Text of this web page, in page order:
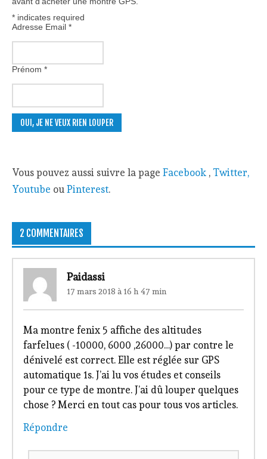
* indicates required
Adresse Email*
Prénom*
Vous pouvez aussi suivre la pageFacebook , Twitter,
Youtube ouPinterest.
2 COMMENTAIRES
Paidassi
17 mars 2018 à 16 h 47 min
Ma montre fenix 5 affiche des altitudes
farfelues ( -10000, 6000 ,26000…) par contre le
dénivelé est correct. Elle est réglée sur GPS
automatique 1s. J’ai lu vos études et conseils
pour ce type de montre. J’ai dû louper quelques
chose ? Merci en tout cas pour tous vos articles.
Répondre